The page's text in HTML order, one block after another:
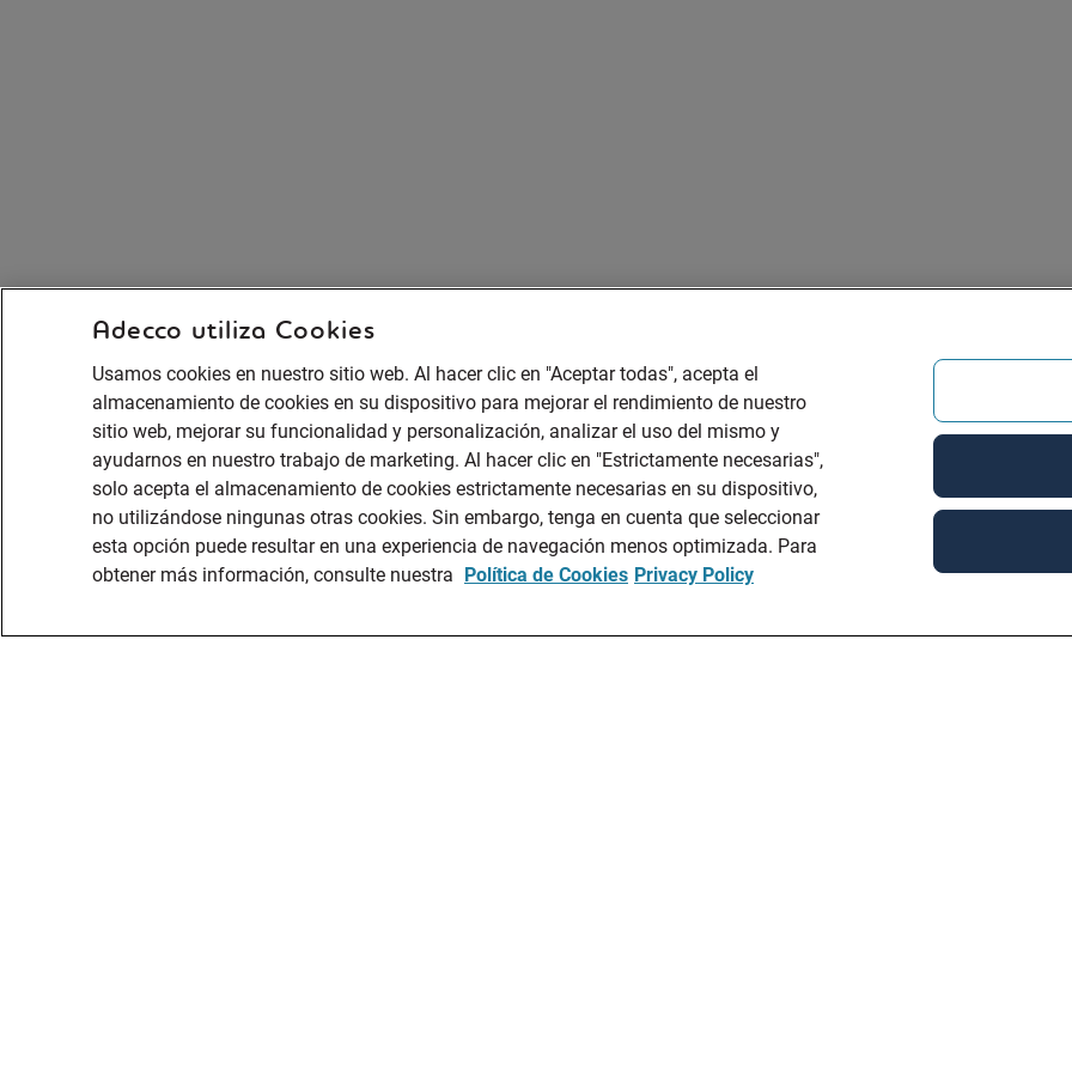
Adecco utiliza Cookies
Usamos cookies en nuestro sitio web. Al hacer clic en "Aceptar todas", acepta el
almacenamiento de cookies en su dispositivo para mejorar el rendimiento de nuestro
sitio web, mejorar su funcionalidad y personalización, analizar el uso del mismo y
ayudarnos en nuestro trabajo de marketing. Al hacer clic en "Estrictamente necesarias",
solo acepta el almacenamiento de cookies estrictamente necesarias en su dispositivo,
no utilizándose ningunas otras cookies. Sin embargo, tenga en cuenta que seleccionar
esta opción puede resultar en una experiencia de navegación menos optimizada. Para
obtener más información, consulte nuestra Política de Cookies Privacy Policy